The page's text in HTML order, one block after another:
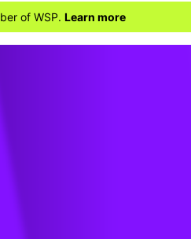
of WSP. Learn more